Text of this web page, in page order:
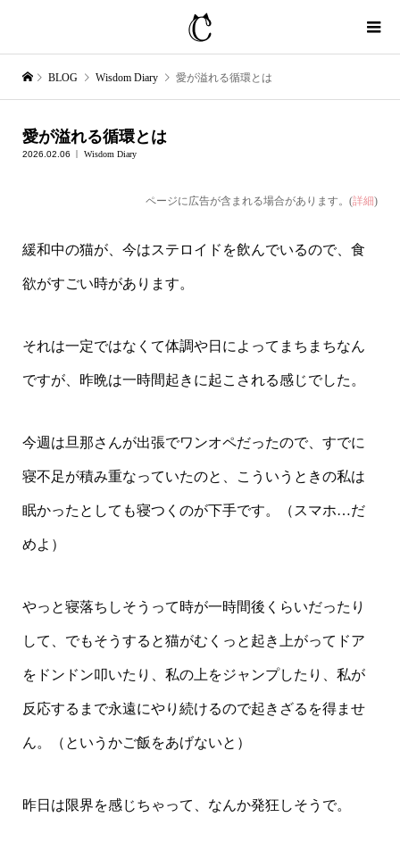
BLOG Wisdom Diary 愛が溢れる循環とは
愛が溢れる循環とは
2026.02.06 Wisdom Diary
ページに広告が含まれる場合があります。(詳細)
緩和中の猫が、今はステロイドを飲んでいるので、食
欲がすごい時があります。
それは一定ではなくて体調や日によってまちまちなん
ですが、昨晩は一時間起きに起こされる感じでした。
今週は旦那さんが出張でワンオペだったので、すでに
寝不足が積み重なっていたのと、こういうときの私は
眠かったとしても寝つくのが下手です。（スマホ…だ
めよ）
やっと寝落ちしそうって時が一時間後くらいだったり
して、でもそうすると猫がむくっと起き上がってドア
をドンドン叩いたり、私の上をジャンプしたり、私が
反応するまで永遠にやり続けるので起きざるを得ませ
ん。（というかご飯をあげないと）
昨日は限界を感じちゃって、なんか発狂しそうで。